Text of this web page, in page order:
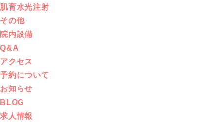
肌育水光注射
その他
院内設備
Q&A
アクセス
予約について
お知らせ
BLOG
求人情報